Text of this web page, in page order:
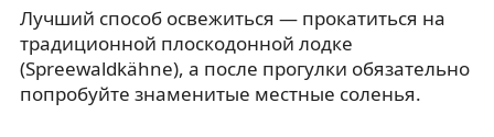
Лучший способ освежиться — прокатиться на
традиционной плоскодонной лодке
(Spreewaldkähne), а после прогулки обязательно
попробуйте знаменитые местные соленья.